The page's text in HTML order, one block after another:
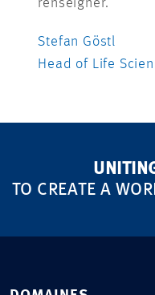
renseigner.
Stefan Göstl
Head of Life
TO CREATE A